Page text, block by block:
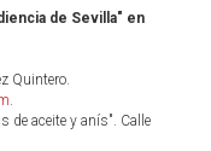
de Sevilla" en
Quintero.
.
de aceite y anís". Calle